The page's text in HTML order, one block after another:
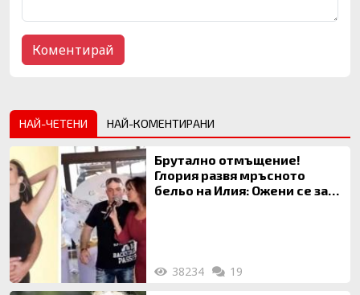
НАЙ-ЧЕТЕНИ НАЙ-КОМЕНТИРАНИ
Брутално отмъщение!
Глория развя мръсното
бельо на Илия: Ожени се за
38234 19